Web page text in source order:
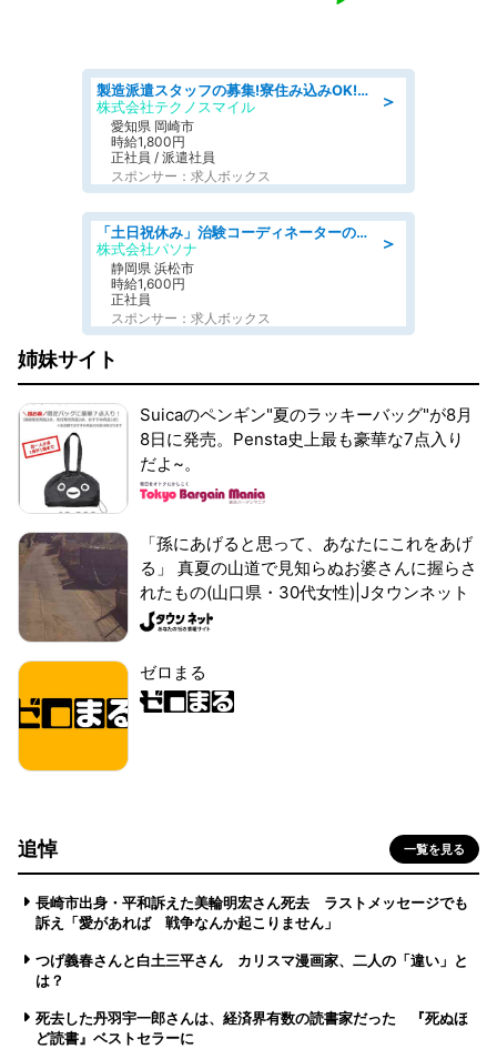
＞
製造派遣スタッフの募集!寮住み込みOK!カーエアコンの検査業務 denso aichi
株式会社テクノスマイル
愛知県 岡崎市
時給1,800円
正社員 / 派遣社員
スポンサー：求人ボックス
＞
「土日祝休み」治験コーディネーターのお仕事/未経験OK
株式会社パソナ
静岡県 浜松市
時給1,600円
正社員
スポンサー：求人ボックス
姉妹サイト
Suicaのペンギン"夏のラッキーバッグ"が8月
8日に発売。Pensta史上最も豪華な7点入り
だよ~。
「孫にあげると思って、あなたにこれをあげ
る」 真夏の山道で見知らぬお婆さんに握らさ
れたもの(山口県・30代女性)|Jタウンネット
ゼロまる
追悼 一覧を見る
長崎市出身・平和訴えた美輪明宏さん死去 ラストメッセージでも
訴え「愛があれば 戦争なんか起こりません」
つげ義春さんと白土三平さん カリスマ漫画家、二人の「違い」と
は？
死去した丹羽宇一郎さんは、経済界有数の読書家だった 『死ぬほ
ど読書』ベストセラーに